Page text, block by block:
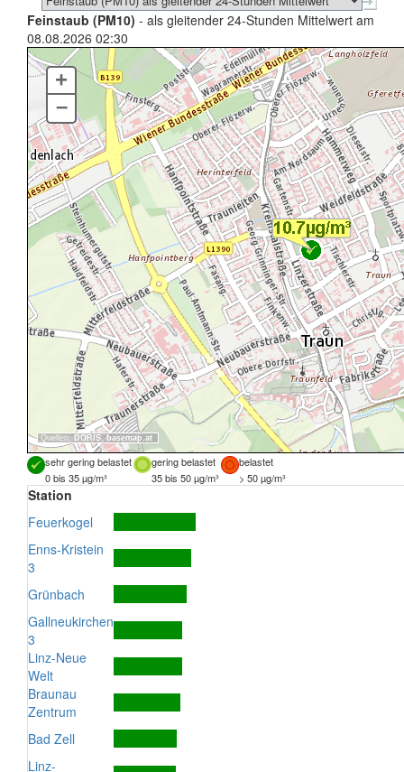
Feinstaub (PM10) - als gleitender 24-Stunden Mittelwert am
08.08.2026 02:30
Quellen: DORIS, basemap.at
+
–
sehr gering belastet gering belastet
belastet
0 bis 35 µg/m³
35 bis 50 µg/m³ > 50 µg/m³
Station
Feuerkogel
Enns-Kristein
3
Grünbach
Gallneukirchen
3
Linz-Neue
Welt
Braunau
Zentrum
Bad Zell
Linz-